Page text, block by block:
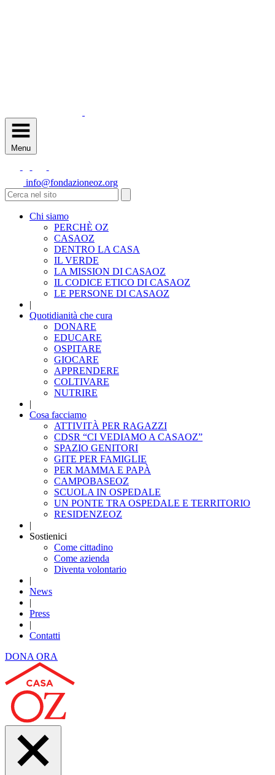
Menu
info@fondazioneoz.org
Chi siamo
PERCHÈ OZ
CASAOZ
DENTRO LA CASA
IL VERDE
LA MISSION DI CASAOZ
IL CODICE ETICO DI CASAOZ
LE PERSONE DI CASAOZ
|
Quotidianità che cura
DONARE
EDUCARE
OSPITARE
GIOCARE
APPRENDERE
COLTIVARE
NUTRIRE
|
Cosa facciamo
ATTIVITÀ PER RAGAZZI
CDSR “CI VEDIAMO A CASAOZ”
SPAZIO GENITORI
GITE PER FAMIGLIE
PER MAMMA E PAPÀ
CAMPOBASEOZ
SCUOLA IN OSPEDALE
UN PONTE TRA OSPEDALE E TERRITORIO
RESIDENZEOZ
|
Sostienici
Come cittadino
Come azienda
Diventa volontario
|
News
|
Press
|
Contatti
DONA ORA